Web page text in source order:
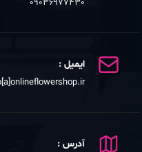
09036977430
ایمیل :
آدرس :